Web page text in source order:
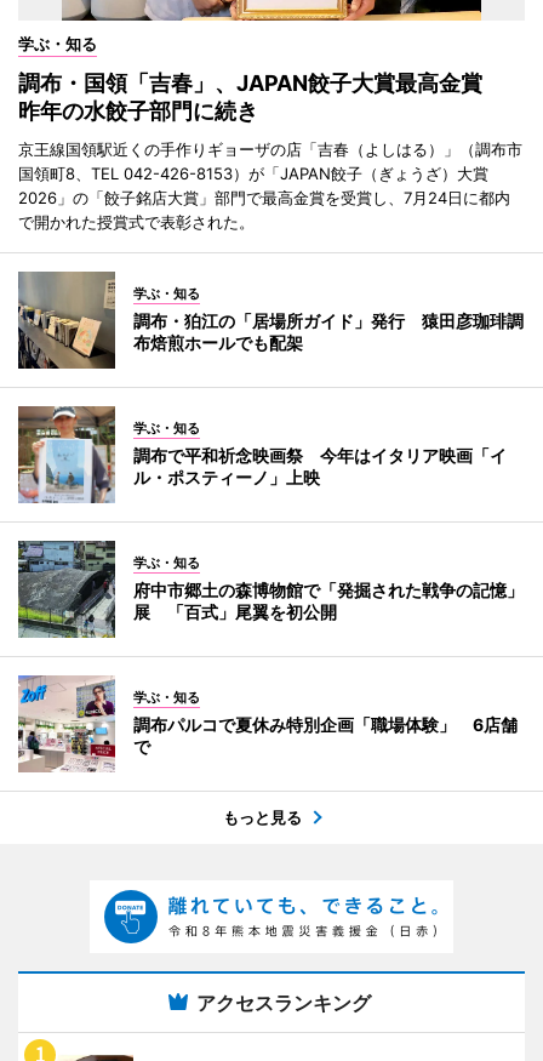
学ぶ・知る
調布・国領「吉春」、JAPAN餃子大賞最高金賞
昨年の水餃子部門に続き
京王線国領駅近くの手作りギョーザの店「吉春（よしはる）」（調布市
国領町8、TEL 042-426-8153）が「JAPAN餃子（ぎょうざ）大賞
2026」の「餃子銘店大賞」部門で最高金賞を受賞し、7月24日に都内
で開かれた授賞式で表彰された。
学ぶ・知る
調布・狛江の「居場所ガイド」発行 猿田彦珈琲調
布焙煎ホールでも配架
学ぶ・知る
調布で平和祈念映画祭 今年はイタリア映画「イ
ル・ポスティーノ」上映
学ぶ・知る
府中市郷土の森博物館で「発掘された戦争の記憶」
展 「百式」尾翼を初公開
学ぶ・知る
調布パルコで夏休み特別企画「職場体験」 6店舗
で
もっと見る
アクセスランキング